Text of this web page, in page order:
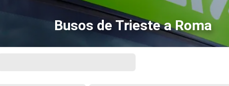
Busos de Trieste a Roma